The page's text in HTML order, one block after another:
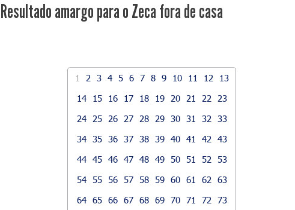
Resultado amargo para o Zeca fora de casa
1 2 3 4 5 6 7 8 9 10 11 12
13
14
15 16 17 18 19 20 21 22
23
24
25 26 27 28 29 30 31 32
33
34 35 36 37 38 39 40 41 42
43
44 45 46 47 48 49 50 51 52
53
54 55 56 57 58 59 60 61 62
63
64 65 66 67 68 69 70 71 72
73